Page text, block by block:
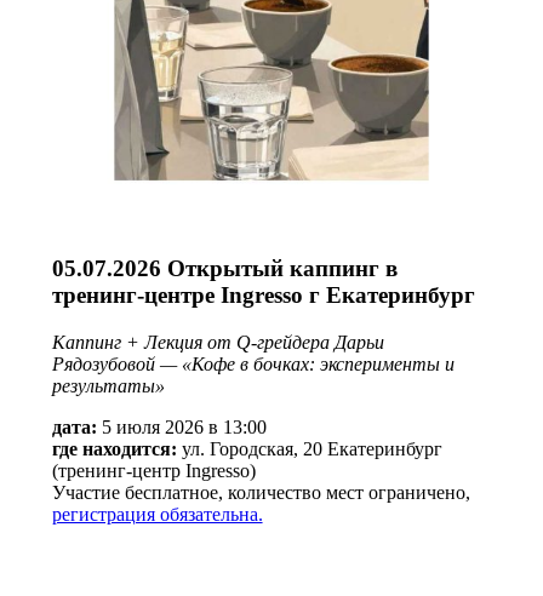
05.07.2026 Открытый каппинг в
тренинг-центре Ingresso г Екатеринбург
Каппинг + Лекция от Q-грейдера Дарьи
Рядозубовой — «Кофе в бочках: эксперименты и
результаты»
дата: 5 июля 2026 в 13:00
где находится: ул. Городская, 20 Екатеринбург
(тренинг-центр Ingresso)
Участие бесплатное, количество мест ограничено,
регистрация обязательна.